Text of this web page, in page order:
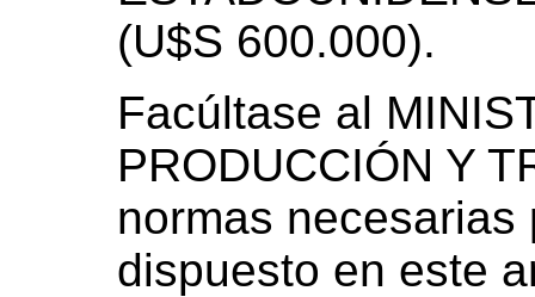
(U$S 600.000).
Facúltase al
PRODUCCIÓN Y
normas
dispuesto en este